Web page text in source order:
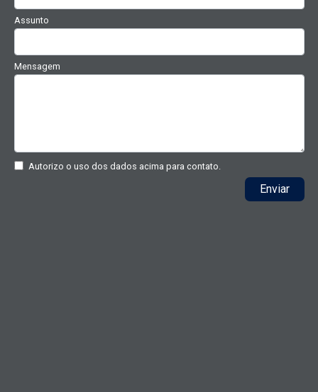
Assunto
Mensagem
Autorizo o uso dos dados acima para contato.
Enviar